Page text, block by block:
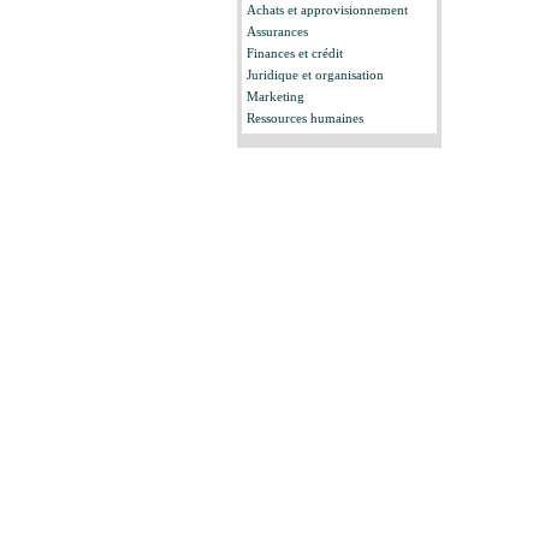
Achats et approvisionnement
Assurances
Finances et crédit
Juridique et organisation
Marketing
Ressources humaines